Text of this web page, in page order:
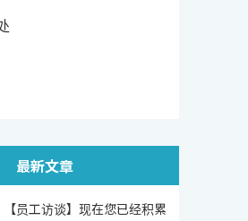
最新文章
【员工访谈】现在您已经积累